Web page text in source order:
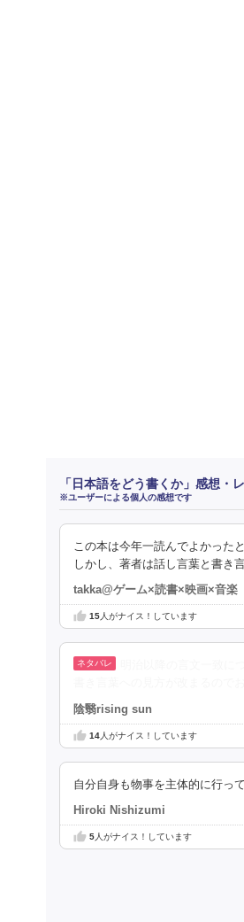
「日本語をどう書くか」感想・
※ユーザーによる個人の感想です
この本は今年一読んでよかった
しかし、著者は話し言葉と書き
takka@ゲーム×読書×映画×音楽
15人がナイス！しています
書き言葉への見方が改まるので
陰翳rising sun
14人がナイス！しています
自分自身も物事を主体的に行っ
Hiroki Nishizumi
5人がナイス！しています